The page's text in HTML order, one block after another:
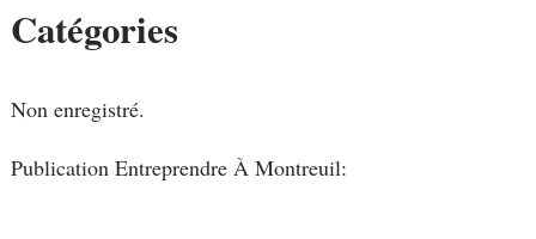
Catégories
Non enregistré.
Publication Entreprendre À Montreuil: